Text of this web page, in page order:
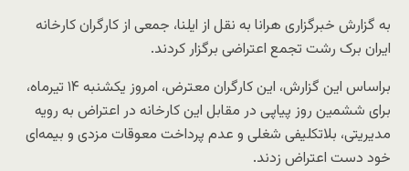
به گزارش خبرگزاری هرانا به نقل از ایلنا، جمعی از کارگران کارخانه
ایران برک رشت تجمع اعتراضی برگزار کردند.
براساس این گزارش، این کارگران معترض، امروز یکشنبه ۱۴ تیرماه،
برای ششمین روز پیاپی در مقابل این کارخانه در اعتراض به رویه
مدیریتی، بلاتکلیفی شغلی و عدم پرداخت معوقات مزدی و بیمه‌ای
خود دست اعتراض زدند.